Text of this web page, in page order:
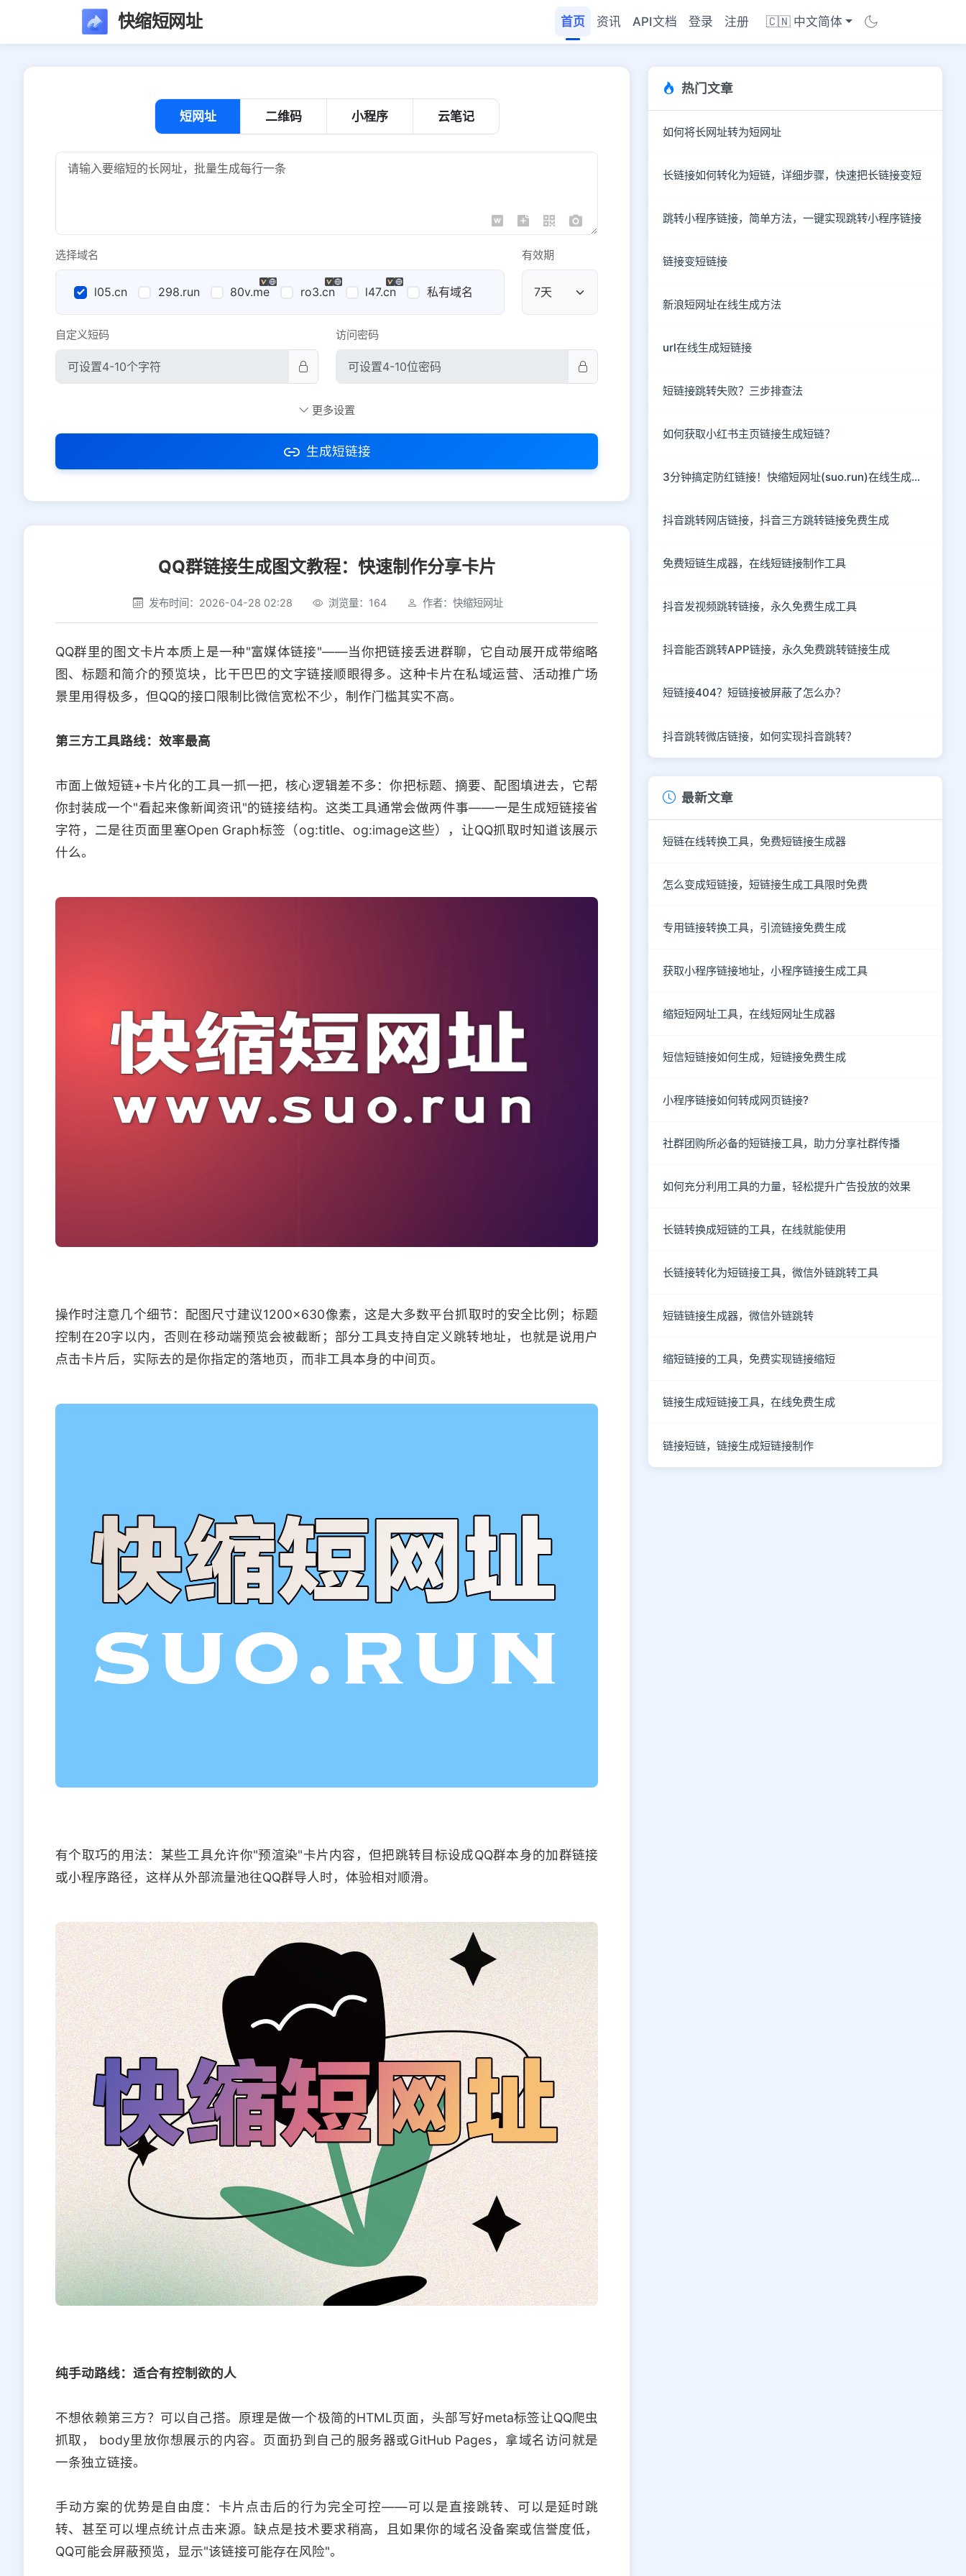
快缩短网址 首页 资讯 API文档 登录 注册 🇨🇳 中文简体
短网址 二维码 小程序 云笔记
选择域名
l05.cn 298.run 80v.me ro3.cn l47.cn 私有域名 公共域名
有效期
自定义短码 访问密码
社交平台 电商平台
选择防红平台类型，避免链接被拦截
平台设置
iOS Android PC 其他
更多设置
生成短链接
QQ群链接生成图文教程：快速制作分享卡片
发布时间：2026-04-28 02:28 浏览量：164 作者：快缩短网址
QQ群里的图文卡片本质上是一种"富媒体链接"——当你把链接丢进群聊，它自动展开成带缩略
图、标题和简介的预览块，比干巴巴的文字链接顺眼得多。这种卡片在私域运营、活动推广场
景里用得极多，但QQ的接口限制比微信宽松不少，制作门槛其实不高。
第三方工具路线：效率最高
市面上做短链+卡片化的工具一抓一把，核心逻辑差不多：你把标题、摘要、配图填进去，它帮
你封装成一个"看起来像新闻资讯"的链接结构。这类工具通常会做两件事——一是生成短链接省
字符，二是往页面里塞Open Graph标签（og:title、og:image这些），让QQ抓取时知道该展示
什么。
操作时注意几个细节：配图尺寸建议1200×630像素，这是大多数平台抓取时的安全比例；标题
控制在20字以内，否则在移动端预览会被截断；部分工具支持自定义跳转地址，也就是说用户
点击卡片后，实际去的是你指定的落地页，而非工具本身的中间页。
有个取巧的用法：某些工具允许你"预渲染"卡片内容，但把跳转目标设成QQ群本身的加群链接
或小程序路径，这样从外部流量池往QQ群导人时，体验相对顺滑。
纯手动路线：适合有控制欲的人
不想依赖第三方？可以自己搭。原理是做一个极简的HTML页面，头部写好meta标签让QQ爬虫
抓取， body里放你想展示的内容。页面扔到自己的服务器或GitHub Pages，拿域名访问就是
一条独立链接。
手动方案的优势是自由度：卡片点击后的行为完全可控——可以是直接跳转、可以是延时跳
转、甚至可以埋点统计点击来源。缺点是技术要求稍高，且如果你的域名没备案或信誉度低，
QQ可能会屏蔽预览，显示"该链接可能存在风险"。
热门文章
如何将长网址转为短网址
长链接如何转化为短链，详细步骤，快速把长链接变短
跳转小程序链接，简单方法，一键实现跳转小程序链接
链接变短链接
新浪短网址在线生成方法
url在线生成短链接
短链接跳转失败？三步排查法
如何获取小红书主页链接生成短链？
3分钟搞定防红链接！快缩短网址(suo.run)在线生成指南
抖音跳转网店链接，抖音三方跳转链接免费生成
免费短链生成器，在线短链接制作工具
抖音发视频跳转链接，永久免费生成工具
抖音能否跳转APP链接，永久免费跳转链接生成
短链接404？短链接被屏蔽了怎么办？
抖音跳转微店链接，如何实现抖音跳转？
最新文章
短链在线转换工具，免费短链接生成器
怎么变成短链接，短链接生成工具限时免费
专用链接转换工具，引流链接免费生成
获取小程序链接地址，小程序链接生成工具
缩短短网址工具，在线短网址生成器
短信短链接如何生成，短链接免费生成
小程序链接如何转成网页链接?
社群团购所必备的短链接工具，助力分享社群传播
如何充分利用工具的力量，轻松提升广告投放的效果
长链转换成短链的工具，在线就能使用
长链接转化为短链接工具，微信外链跳转工具
短链链接生成器，微信外链跳转
缩短链接的工具，免费实现链接缩短
链接生成短链接工具，在线免费生成
链接短链，链接生成短链接制作